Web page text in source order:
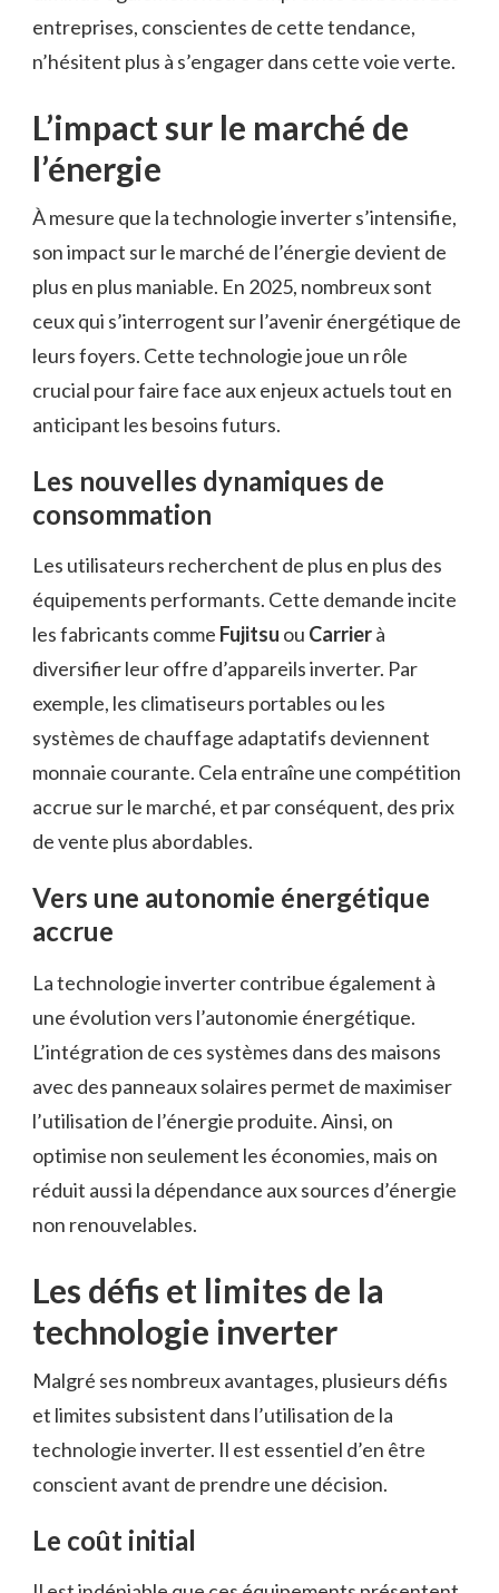
entreprises, conscientes de cette tendance,
n’hésitent plus à s’engager dans cette voie verte.
L’impact sur le marché de
l’énergie
À mesure que la technologie inverter s’intensifie,
son impact sur le marché de l’énergie devient de
plus en plus maniable. En 2025, nombreux sont
ceux qui s’interrogent sur l’avenir énergétique de
leurs foyers. Cette technologie joue un rôle
crucial pour faire face aux enjeux actuels tout en
anticipant les besoins futurs.
Les nouvelles dynamiques de
consommation
Les utilisateurs recherchent de plus en plus des
équipements performants. Cette demande incite
les fabricants comme Fujitsu ou Carrierà
diversifier leur offre d’appareils inverter. Par
exemple, les climatiseurs portables ou les
systèmes de chauffage adaptatifs deviennent
monnaie courante. Cela entraîne une compétition
accrue sur le marché, et par conséquent, des prix
de vente plus abordables.
Vers une autonomie énergétique
accrue
La technologie inverter contribue également à
une évolution vers l’autonomie énergétique.
L’intégration de ces systèmes dans des maisons
avec des panneaux solaires permet de maximiser
l’utilisation de l’énergie produite. Ainsi, on
optimise non seulement les économies, mais on
réduit aussi la dépendance aux sources d’énergie
non renouvelables.
Les défis et limites de la
technologie inverter
Malgré ses nombreux avantages, plusieurs défis
et limites subsistent dans l’utilisation de la
technologie inverter. Il est essentiel d’en être
conscient avant de prendre une décision.
Le coût initial